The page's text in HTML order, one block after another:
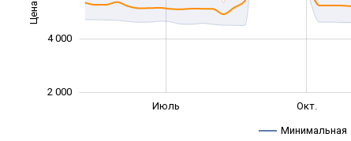
Цена
2 000
4 000
Июль Окт.
Минимальная